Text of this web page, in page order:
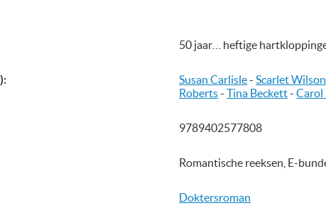
50 jaar… heftige
Susan Carlisle-Scarlet Wilson
Roberts-Tina Beckett-Carol
9789402577808
Romantische reeksen, E-
Doktersroman